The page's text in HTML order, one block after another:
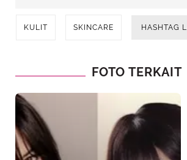
KULIT SKINCARE HASHTAG
FOTO TERKAIT